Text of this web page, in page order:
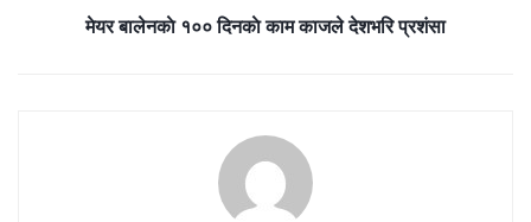
मेयर बालेनकाे १०० दिनकाे काम काजले देशभरि प्रशंसा